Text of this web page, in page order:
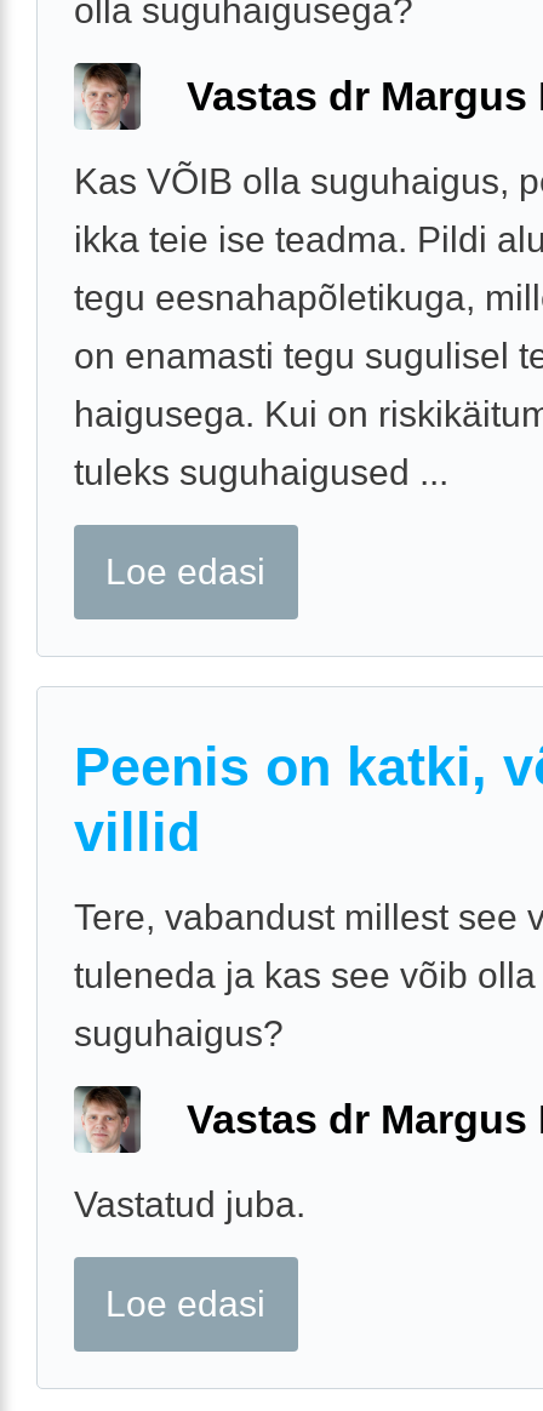
olla suguhaigusega?
Vastas dr Margus
Kas VÕIB olla suguhaigus,
ikka teie ise teadma. Pildi
tegu eesnahapõletikuga,
on enamasti tegu sugulisel
haigusega. Kui on
tuleks suguhaigused ...
Loe edasi
Peenis on katki,
villid
Tere, vabandust millest see
tuleneda ja kas see võib
suguhaigus?
Vastas dr Margus
Vastatud juba.
Loe edasi